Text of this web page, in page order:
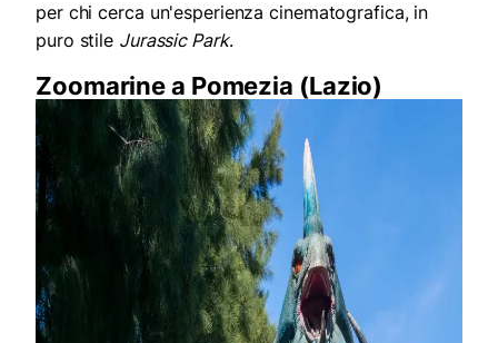
per chi cerca un'esperienza cinematografica, in
puro stile Jurassic Park.
Zoomarine a Pomezia (Lazio)